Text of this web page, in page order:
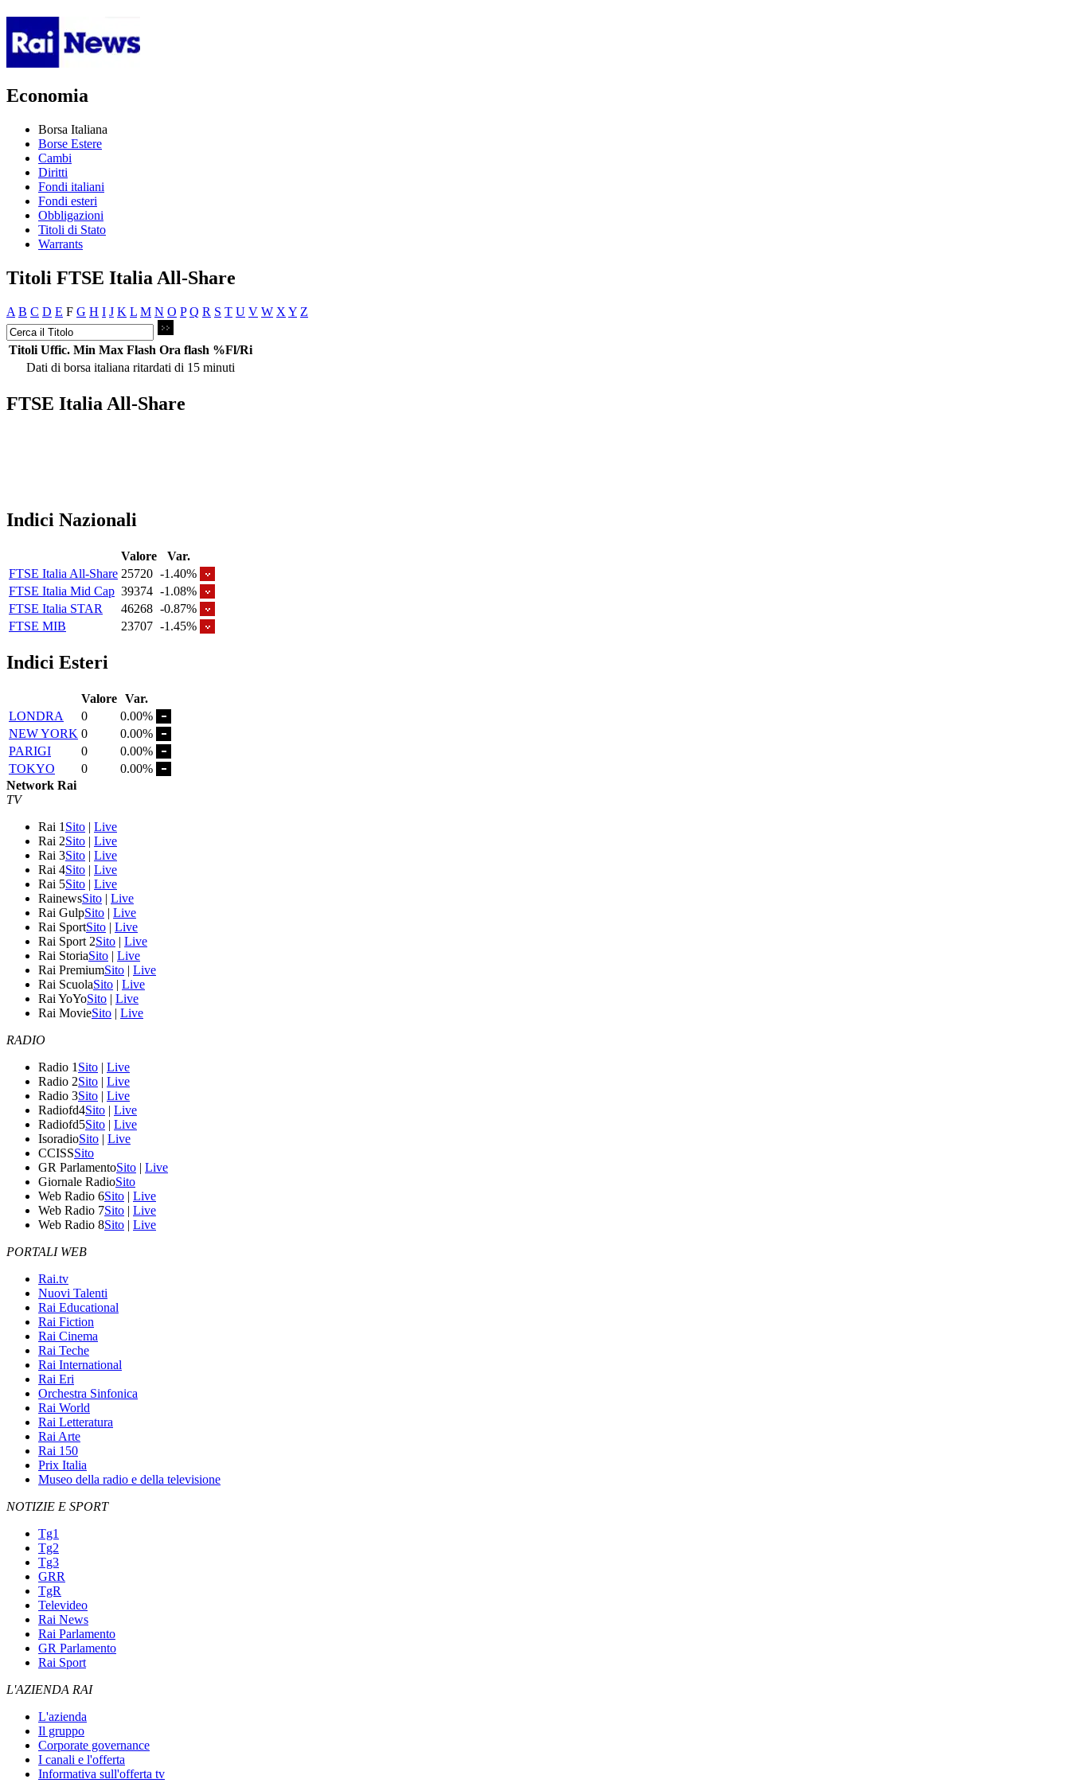
Economia
Borsa Italiana
Borse Estere
Cambi
Diritti
Fondi italiani
Fondi esteri
Obbligazioni
Titoli di Stato
Warrants
Titoli FTSE Italia All-Share
A B C D E F G H I J K L M N O P Q R S T U V W X Y Z
Titoli Uffic. Min Max Flash Ora flash %Fl/Ri
Dati di borsa italiana ritardati di 15 minuti
FTSE Italia All-Share
Indici Nazionali
Valore
Var.
FTSE Italia All-Share 25720 -1.40%
FTSE Italia Mid Cap 39374 -1.08%
FTSE Italia STAR
46268 -0.87%
FTSE MIB
23707 -1.45%
Indici Esteri
Valore Var.
LONDRA
0
0.00%
NEW YORK 0
0.00%
PARIGI
0
0.00%
TOKYO
0
0.00%
Network Rai
TV
Rai 1 Sito | Live
Rai 2Sito | Live
Rai 3Sito | Live
Rai 4Sito | Live
Rai 5Sito | Live
RainewsSito | Live
Rai GulpSito | Live
Rai SportSito | Live
Rai Sport 2Sito | Live
Rai StoriaSito | Live
Rai PremiumSito | Live
Rai ScuolaSito | Live
Rai YoYoSito | Live
Rai MovieSito | Live
RADIO
Radio 1 Sito | Live
Radio 2Sito | Live
Radio 3Sito | Live
Radiofd4Sito | Live
Radiofd5Sito | Live
IsoradioSito | Live
CCISSSito
GR ParlamentoSito | Live
Giornale RadioSito
Web Radio 6Sito | Live
Web Radio 7Sito | Live
Web Radio 8Sito | Live
PORTALI WEB
Rai.tv
Nuovi Talenti
Rai Educational
Rai Fiction
Rai Cinema
Rai Teche
Rai International
Rai Eri
Orchestra Sinfonica
Rai World
Rai Letteratura
Rai Arte
Rai 150
Prix Italia
Museo della radio e della televisione
NOTIZIE E SPORT
Tg1
Tg2
Tg3
GRR
TgR
Televideo
Rai News
Rai Parlamento
GR Parlamento
Rai Sport
L'AZIENDA RAI
L'azienda
Il gruppo
Corporate governance
I canali e l'offerta
Informativa sull'offerta tv